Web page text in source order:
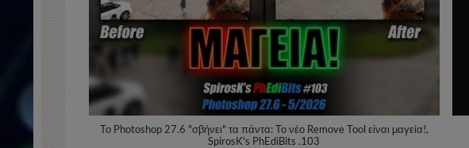
Το Photoshop 27.6 "σβήνει" τα πάντα: Το νέο Remove Tool είναι μαγεία!,
SpirosK's PhEdiBits .103